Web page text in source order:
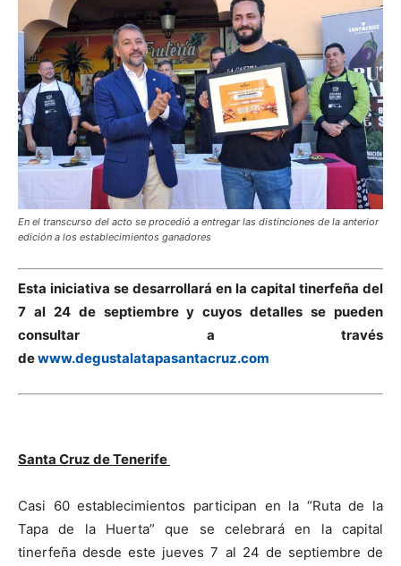
En el transcurso del acto se procedió a entregar las distinciones de la anterior
edición a los establecimientos ganadores
Esta iniciativa se desarrollará en la capital tinerfeña del
7 al 24 de septiembre y cuyos detalles se pueden
consultar a través
dewww.degustalatapasantacruz.com
Santa Cruz de Tenerife
Casi 60 establecimientos participan en la “Ruta de la
Tapa de la Huerta” que se celebrará en la capital
tinerfeña desde este jueves 7 al 24 de septiembre de